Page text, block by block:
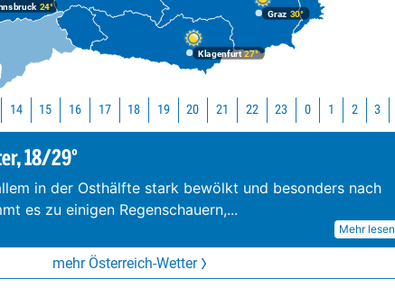
Graz 30°
24°
Klagenfurt27°
14 15 16 17 18 19 20 21 22 23 0 1 2 3
18/29°
in der Osthälfte stark bewölkt und besonders nach
es zu einigen Regenschauern,...
Mehr lesen
mehr Österreich-Wetter